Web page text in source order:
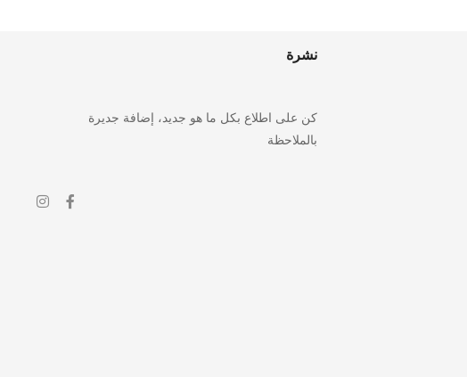
نشرة
كن على اطلاع بكل ما هو جديد، إضافة جديرة
بالملاحظة